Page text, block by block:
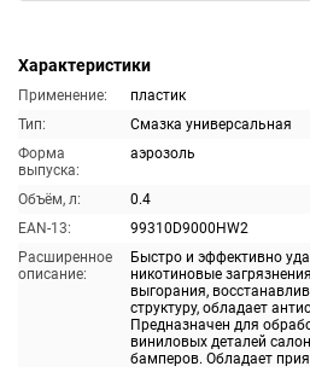
Характеристики
Применение:
пластик
Тип:
Смазка универсальная
Форма
выпуска:
аэрозоль
Объём, л:
0.4
EAN-13:
99310D9000HW2
Расширенное
описание:
Быстро и эффективно
никотиновые
выгорания,
структуру, обладает
Предназначен для
виниловых деталей
бамперов. Обладает